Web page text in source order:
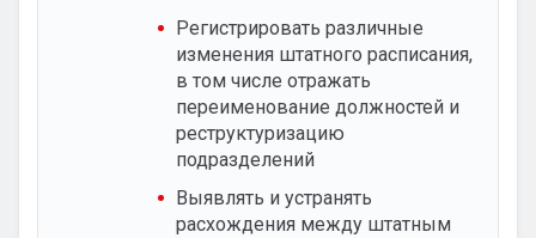
Регистрировать различные
изменения штатного расписания,
в том числе отражать
переименование должностей и
реструктуризацию
подразделений
Выявлять и устранять
расхождения между штатным